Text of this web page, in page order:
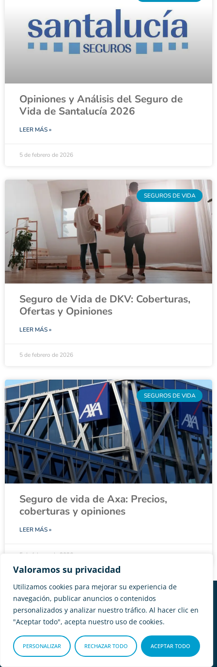
Valoramos su privacidad
Utilizamos cookies para mejorar su experiencia de
navegación, publicar anuncios o contenidos
personalizados y analizar nuestro tráfico. Al hacer clic en
"Aceptar todo", acepta nuestro uso de cookies.
PERSONALIZAR RECHAZAR TODO ACEPTAR TODO
Opiniones y Análisis del Seguro de
Vida de Santalucía 2026
LEER MÁS »
5 de febrero de 2026
SEGUROS DE VIDA
Seguro de Vida de DKV: Coberturas,
Ofertas y Opiniones
LEER MÁS »
5 de febrero de 2026
SEGUROS DE VIDA
Seguro de vida de Axa: Precios,
coberturas y opiniones
LEER MÁS »
5 de febrero de 2026
Inicio ¿Tienes dudas?